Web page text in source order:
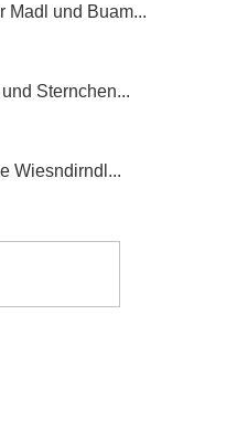
Madl und Buam...
Sternchen...
Wiesndirndl...